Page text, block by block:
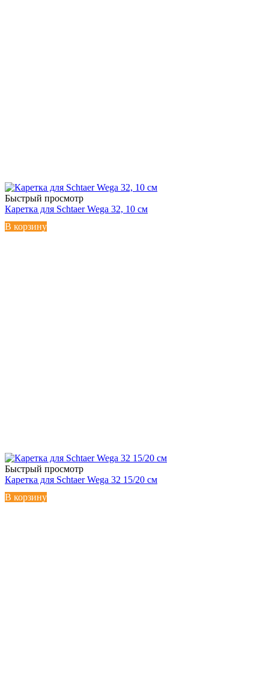
Быстрый просмотр
Каретка для Schtaer Wega 32, 10 см
В корзину
Быстрый просмотр
Каретка для Schtaer Wega 32 15/20 см
В корзину